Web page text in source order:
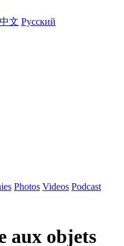
中文 Русский
Photos Videos Podcast
aux objets